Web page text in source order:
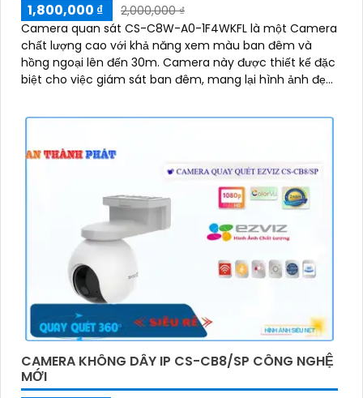
1,800,000 ₫
2,000,000 ₫
Camera quan sát CS-C8W-A0-1F4WKFL là một Camera
chất lượng cao với khả năng xem màu ban đêm và
hồng ngoại lên đến 30m. Camera này được thiết kế đặc
biệt cho việc giám sát ban đêm, mang lại hình ảnh đẹp
CAMERA KHÔNG DÂY IP CS-CB8/SP CÔNG NGHỆ
MỚI